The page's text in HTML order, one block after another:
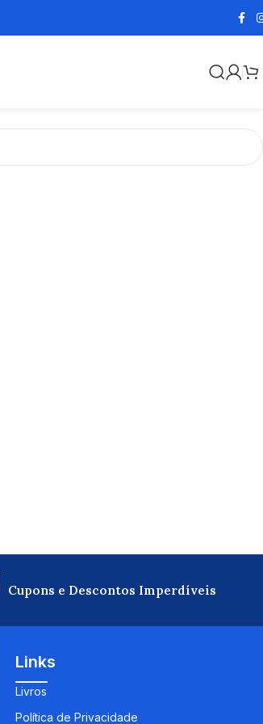
Cupons e Descontos Imperdíveis
Links
Livros
Política de Privacidade